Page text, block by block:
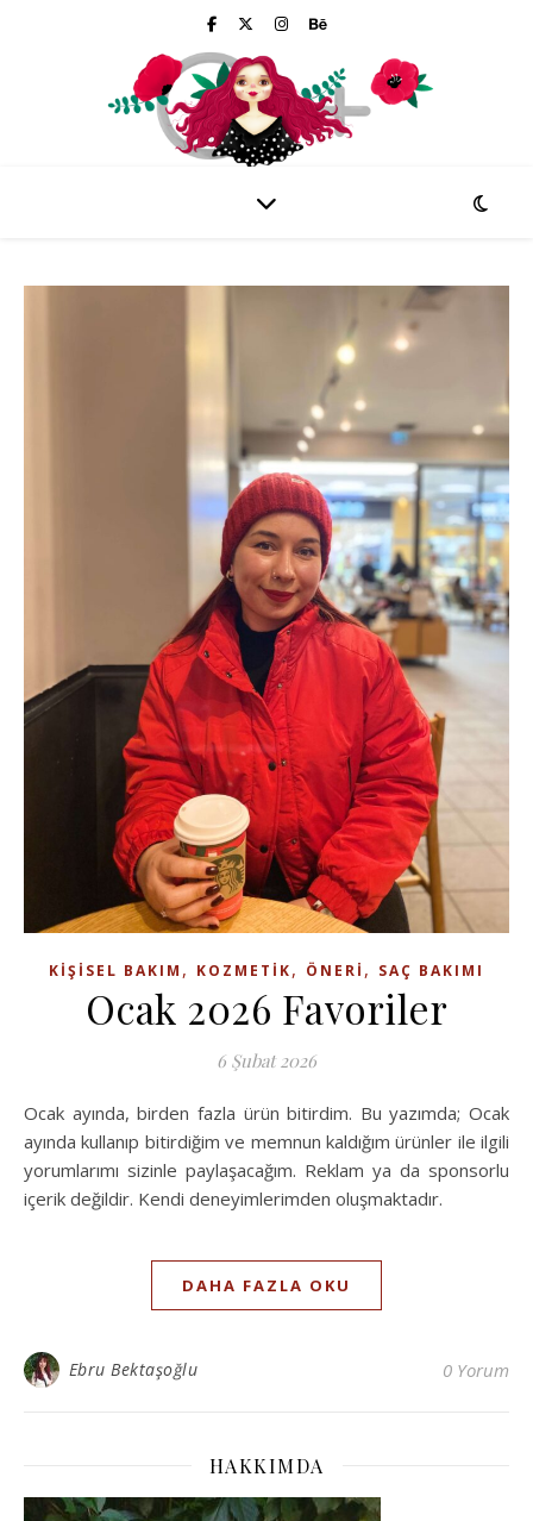
KIŞISEL BAKIM , KOZMETIK, ÖNERI , SAÇ BAKIMI
Ocak 2026 Favoriler
6 Şubat 2026
Ocak ayında, birden fazla ürün bitirdim. Bu yazımda; Ocak
ayında kullanıp bitirdiğim ve memnun kaldığım ürünler ile ilgili
yorumlarımı sizinle paylaşacağım. Reklam ya da sponsorlu
içerik değildir. Kendi deneyimlerimden oluşmaktadır.
DAHA FAZLA OKU
Ebru Bektaşoğlu 0 Yorum
HAKKIMDA